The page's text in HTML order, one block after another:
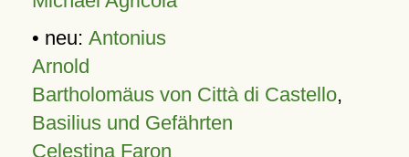
• neu: Antonius
Arnold
Bartholomäus von Città di Castello,
Basilius und Gefährten
Celestina Faron